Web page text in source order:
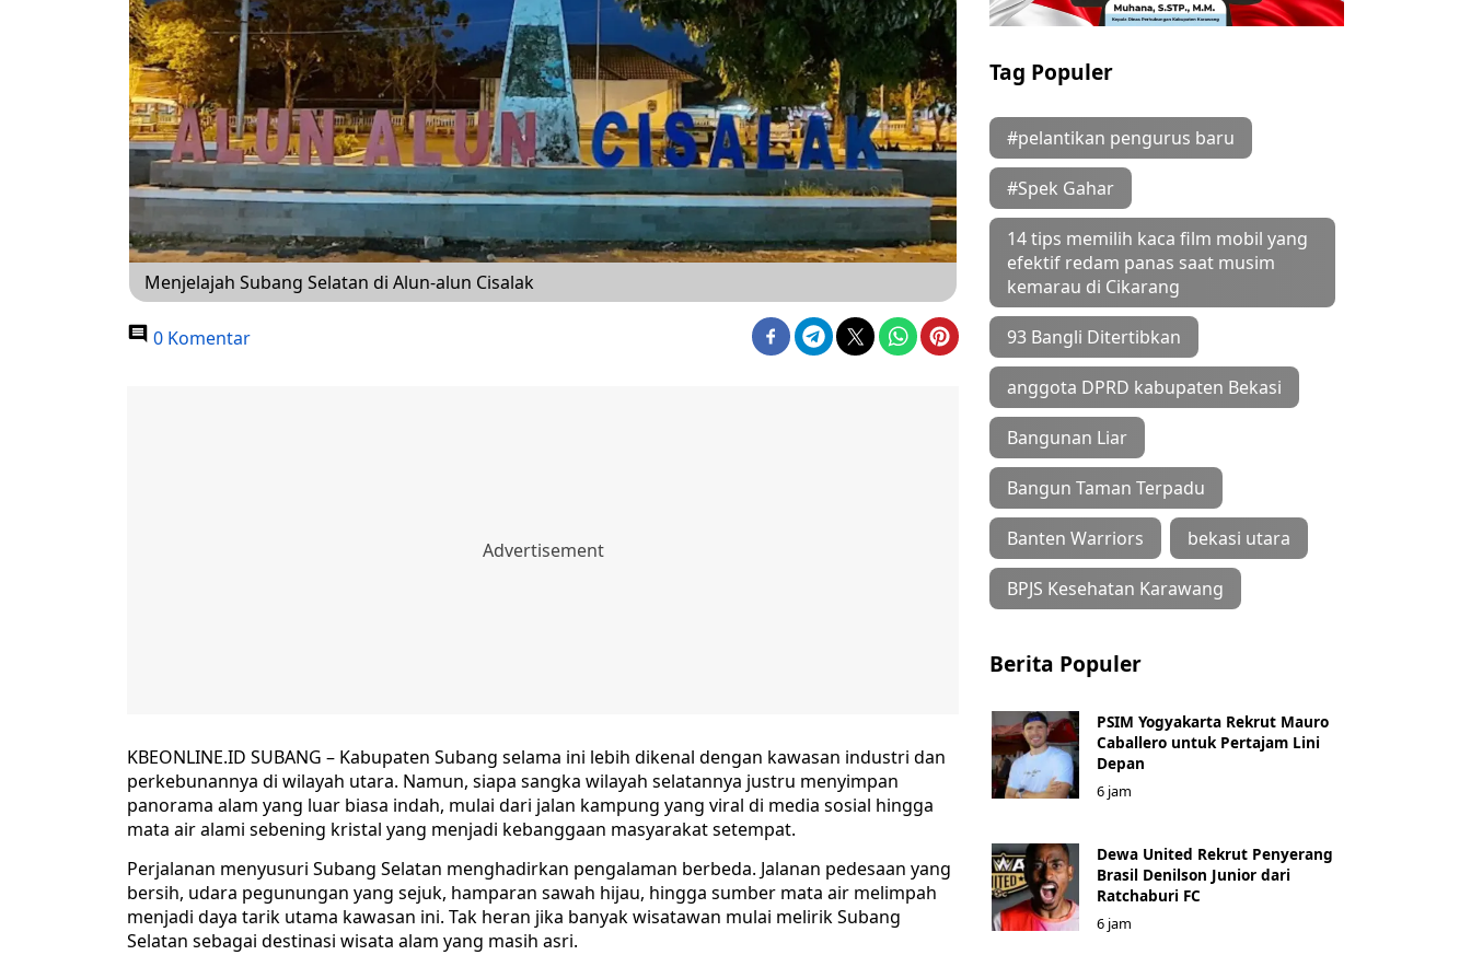
Menjelajah Subang Selatan di Alun-alun Cisalak
0 Komentar
KBEONLINE.ID SUBANG – Kabupaten Subang selama ini lebih dikenal dengan kawasan industri dan
perkebunannya di wilayah utara. Namun, siapa sangka wilayah selatannya justru menyimpan
panorama alam yang luar biasa indah, mulai dari jalan kampung yang viral di media sosial hingga
mata air alami sebening kristal yang menjadi kebanggaan masyarakat setempat.
Perjalanan menyusuri Subang Selatan menghadirkan pengalaman berbeda. Jalanan pedesaan yang
bersih, udara pegunungan yang sejuk, hamparan sawah hijau, hingga sumber mata air melimpah
menjadi daya tarik utama kawasan ini. Tak heran jika banyak wisatawan mulai melirik Subang
Selatan sebagai destinasi wisata alam yang masih asri.
Tag Populer
#pelantikan pengurus baru
#Spek Gahar
14 tips memilih kaca film mobil yang
efektif redam panas saat musim
kemarau di Cikarang
93 Bangli Ditertibkan
anggota DPRD kabupaten Bekasi
Bangunan Liar
Bangun Taman Terpadu
Banten Warriors bekasi utara
BPJS Kesehatan Karawang
Berita Populer
PSIM Yogyakarta Rekrut Mauro
Caballero untuk Pertajam Lini
Depan
6 jam
Dewa United Rekrut Penyerang
Brasil Denilson Junior dari
Ratchaburi FC
6 jam